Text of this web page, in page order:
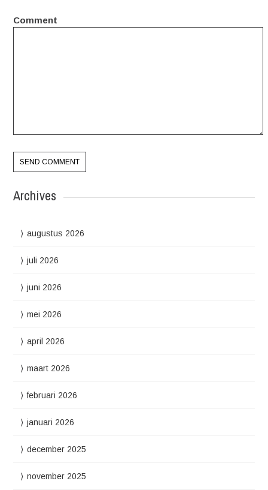
Comment
Archives
augustus 2026
juli 2026
juni 2026
mei 2026
april 2026
maart 2026
februari 2026
januari 2026
december 2025
november 2025